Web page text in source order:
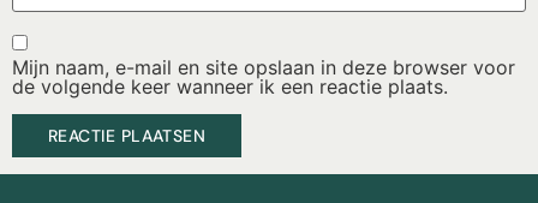
Mijn naam, e-mail en site opslaan in deze browser voor
de volgende keer wanneer ik een reactie plaats.